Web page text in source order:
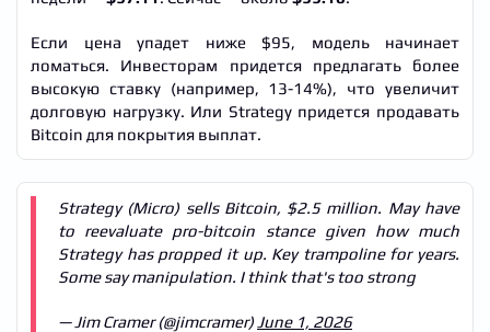
Если цена упадет ниже $95, модель начинает
ломаться. Инвесторам придется предлагать более
высокую ставку (например, 13-14%), что увеличит
долговую нагрузку. Или Strategy придется продавать
Bitcoin для покрытия выплат.
Strategy (Micro) sells Bitcoin, $2.5 million. May have
to reevaluate pro-bitcoin stance given how much
Strategy has propped it up. Key trampoline for years.
Some say manipulation. I think that's too strong
— Jim Cramer (@jimcramer) June 1, 2026